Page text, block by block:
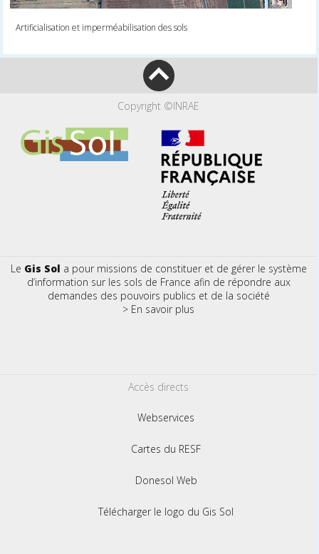
Artificialisation et imperméabilisation des sols
Copyright ©INRAE
Le Gis Sol a pour missions de constituer et de gérer le système
d’information sur les sols de France afin de répondre aux
demandes des pouvoirs publics et de la société
> En savoir plus
Accès directs
Webservices
Cartes du RESF
Donesol Web
Télécharger le logo du Gis Sol